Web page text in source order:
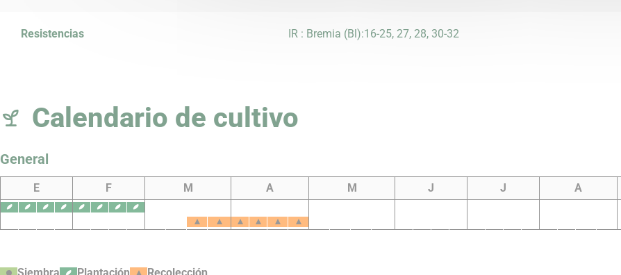
Resistencias IR : Bremia (Bl):16-25, 27, 28, 30-32
Calendario de cultivo
General
E F M A M J J A
Siembra Plantación Recolección